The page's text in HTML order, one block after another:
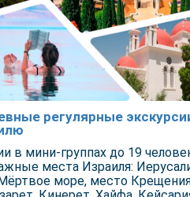
регулярные
в мини-группах до 19
места Израиля:
Мёртвое море, место